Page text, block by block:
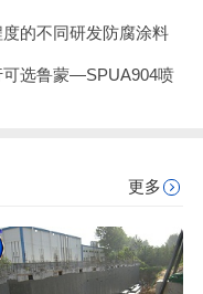
的不同研发防腐涂料
选鲁蒙—SPUA904喷
更多